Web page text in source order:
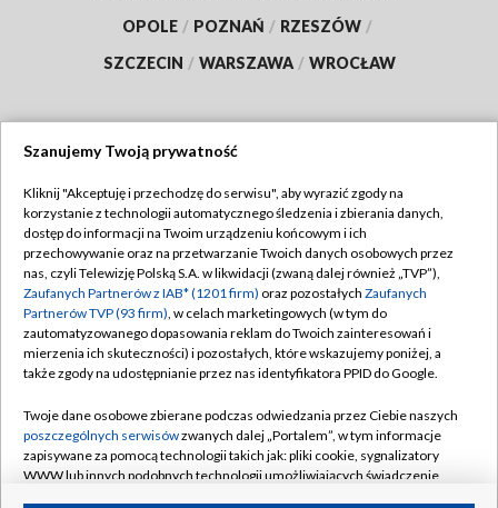
OPOLE / POZNAŃ / RZESZÓW /
SZCZECIN / WARSZAWA / WROCŁAW
TVP
Abonament TVP
Emisja w TVP
Centrum informacji TVP
Naziemna Telewizja Cyfrowa
Rada Programowa
System NOS
Informacje o nadawcy
Regulamin TVP
Polityka prywatności
Moje zgody
Pomoc
Kontakt
Szanujemy Twoją prywatność
Kliknij "Akceptuję i przechodzę do serwisu", aby wyrazić zgody na
korzystanie z technologii automatycznego śledzenia i zbierania danych,
dostęp do informacji na Twoim urządzeniu końcowym i ich
przechowywanie oraz na przetwarzanie Twoich danych osobowych przez
nas, czyli Telewizję Polską S.A. w likwidacji (zwaną dalej również „TVP”),
Zaufanych Partnerów z IAB* (1201 firm) oraz pozostałych Zaufanych
Partnerów TVP (93 firm), w celach marketingowych (w tym do
zautomatyzowanego dopasowania reklam do Twoich zainteresowań i
mierzenia ich skuteczności) i pozostałych, które wskazujemy poniżej, a
także zgody na udostępnianie przez nas identyfikatora PPID do Google.
Twoje dane osobowe zbierane podczas odwiedzania przez Ciebie naszych
poszczególnych serwisówzwanych dalej „Portalem”, w tym informacje
zapisywane za pomocą technologii takich jak: pliki cookie, sygnalizatory
WWW lub innych podobnych technologii umożliwiających świadczenie